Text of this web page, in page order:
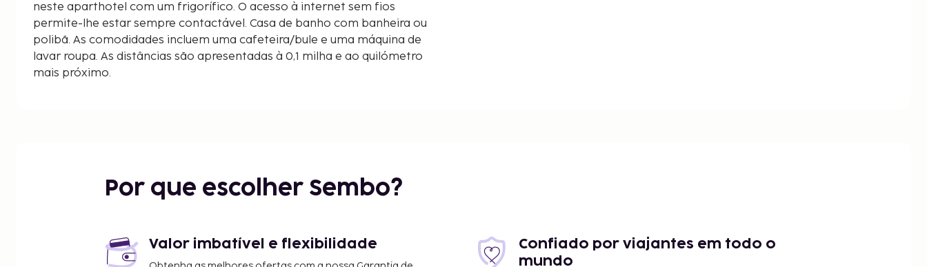
neste aparthotel com um frigorífico. O acesso à internet sem fios
permite-lhe estar sempre contactável. Casa de banho com banheira ou
polibã. As comodidades incluem uma cafeteira/bule e uma máquina de
lavar roupa. As distâncias são apresentadas à 0,1 milha e ao quilómetro
mais próximo.
Gulf State Park - 1,8 km/1,1 mi
Waterville USA - 2 km/1,2 mi
Dog Park at Lake Shelby - 3,8 km/2,4 mi
Orange Beach Beaches - 3,8 km/2,4 mi
Por que escolher Sembo?
Valor imbatível e flexibilidade
Confiado por viajantes em todo o
mundo